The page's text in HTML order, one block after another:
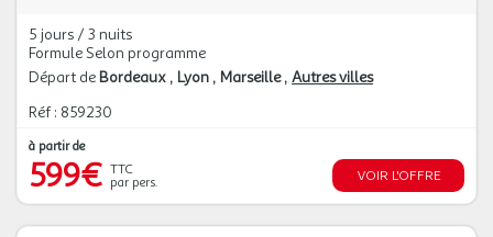
5 jours / 3 nuits
Formule Selon programme
Départ de Bordeaux Lyon Marseille Autres villes
Réf : 859230
à partir de
599€ TTC
par pers.
VOIR L'OFFRE